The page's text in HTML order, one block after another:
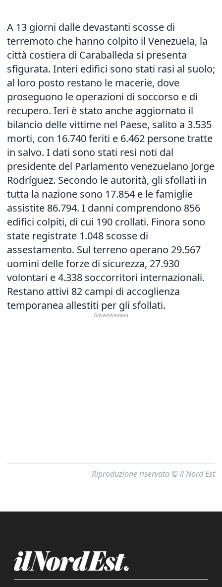
A 13 giorni dalle devastanti scosse di
terremoto che hanno colpito il Venezuela, la
città costiera di Caraballeda si presenta
sfigurata. Interi edifici sono stati rasi al suolo;
al loro posto restano le macerie, dove
proseguono le operazioni di soccorso e di
recupero. Ieri è stato anche aggiornato il
bilancio delle vittime nel Paese, salito a 3.535
morti, con 16.740 feriti e 6.462 persone tratte
in salvo. I dati sono stati resi noti dal
presidente del Parlamento venezuelano Jorge
Rodríguez. Secondo le autorità, gli sfollati in
tutta la nazione sono 17.854 e le famiglie
assistite 86.794. I danni comprendono 856
edifici colpiti, di cui 190 crollati. Finora sono
state registrate 1.048 scosse di
assestamento. Sul terreno operano 29.567
uomini delle forze di sicurezza, 27.930
volontari e 4.338 soccorritori internazionali.
Restano attivi 82 campi di accoglienza
temporanea allestiti per gli sfollati.
Riproduzione riservata © il Nord Est